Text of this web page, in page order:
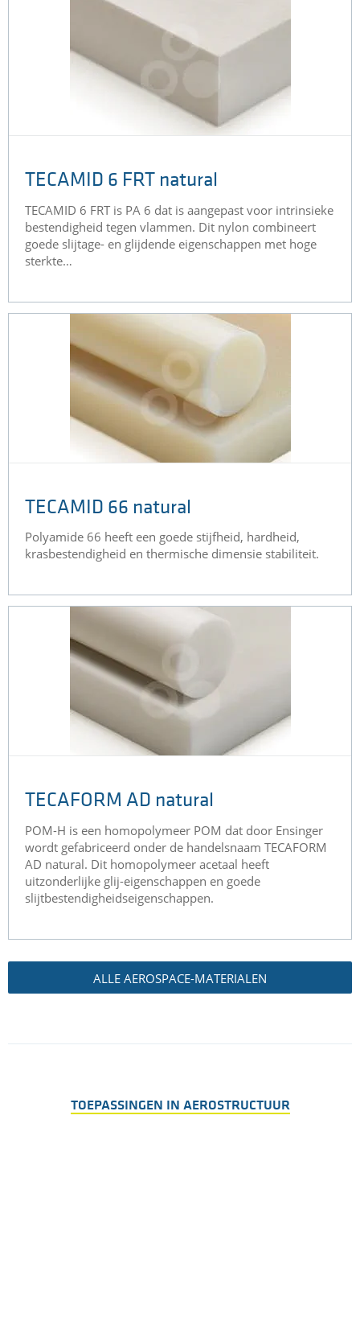
TECAMID 6 FRT natural
TECAMID 6 FRT is PA 6 dat is aangepast voor intrinsieke
bestendigheid tegen vlammen. Dit nylon combineert
goede slijtage- en glijdende eigenschappen met hoge
sterkte…
TECAMID 66 natural
Polyamide 66 heeft een goede stijfheid, hardheid,
krasbestendigheid en thermische dimensie stabiliteit.
TECAFORM AD natural
POM-H is een homopolymeer POM dat door Ensinger
wordt gefabriceerd onder de handelsnaam TECAFORM
AD natural. Dit homopolymeer acetaal heeft
uitzonderlijke glij-eigenschappen en goede
slijtbestendigheidseigenschappen.
ALLE AEROSPACE-MATERIALEN
TOEPASSINGEN IN AEROSTRUCTUUR